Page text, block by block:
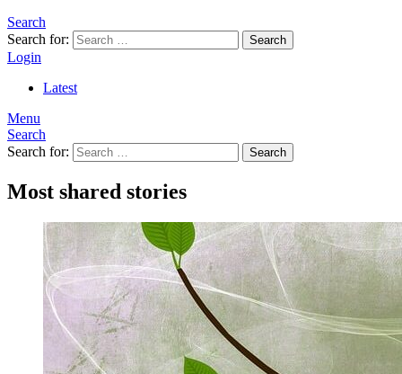
Search
Search for:
Search
Login
Latest
Menu
Search
Search for:
Search
Most shared stories